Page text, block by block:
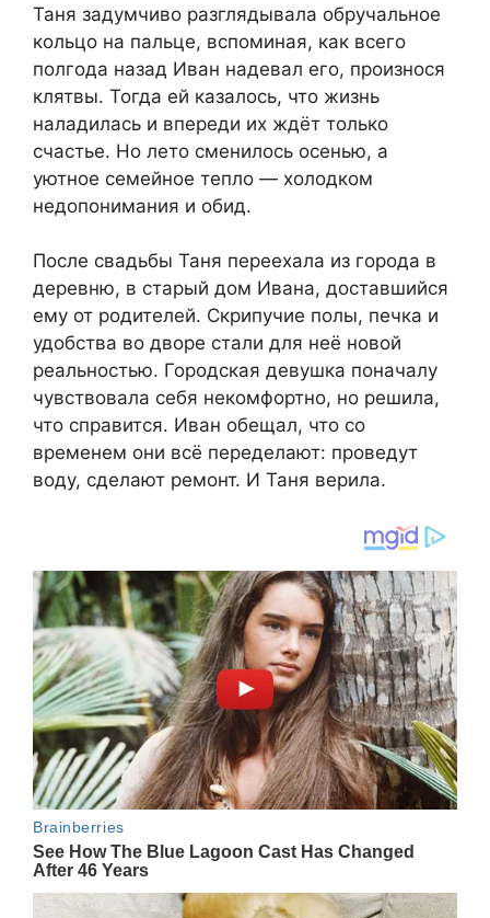
Таня задумчиво разглядывала обручальное
кольцо на пальце, вспоминая, как всего
полгода назад Иван надевал его, произнося
клятвы. Тогда ей казалось, что жизнь
наладилась и впереди их ждёт только
счастье. Но лето сменилось осенью, а
уютное семейное тепло — холодком
недопонимания и обид.
После свадьбы Таня переехала из города в
деревню, в старый дом Ивана, доставшийся
ему от родителей. Скрипучие полы, печка и
удобства во дворе стали для неё новой
реальностью. Городская девушка поначалу
чувствовала себя некомфортно, но решила,
что справится. Иван обещал, что со
временем они всё переделают: проведут
воду, сделают ремонт. И Таня верила.